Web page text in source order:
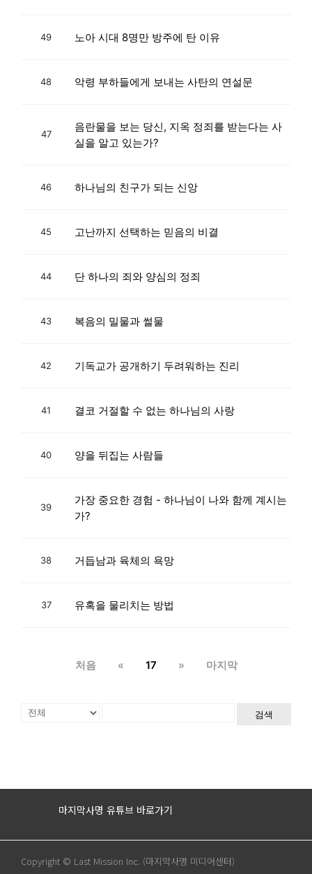
49 노아 시대 8명만 방주에 탄 이유
48 악령 부하들에게 보내는 사탄의 연설문
47
음란물을 보는 당신, 지옥 정죄를 받는다는 사
실을 알고 있는가?
46 하나님의 친구가 되는 신앙
45 고난까지 선택하는 믿음의 비결
44 단 하나의 죄와 양심의 정죄
43 복음의 밀물과 썰물
42 기독교가 공개하기 두려워하는 진리
41 결코 거절할 수 없는 하나님의 사랑
40 양을 뒤집는 사람들
39
가장 중요한 경험 - 하나님이 나와 함께 계시는
가?
38 거듭남과 육체의 욕망
37 유혹을 물리치는 방법
처음 « 17 » 마지막
검색
마지막사명 유튜브 바로가기
Copyright © Last Mission Inc. (마지막사명 미디어센터)